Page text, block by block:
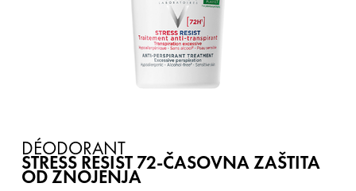
DÉODORANT
STRESS RESIST 72-ČASOVNA ZAŠTITA
OD ZNOJENJA